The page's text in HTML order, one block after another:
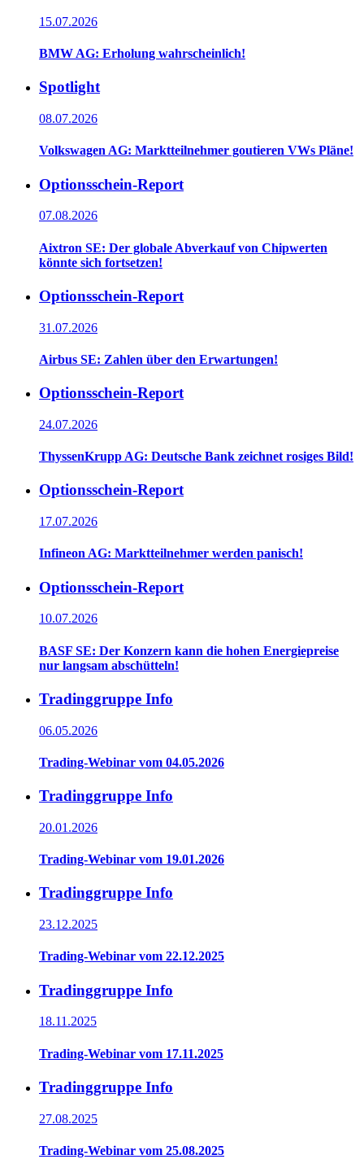
15.07.2026
BMW AG: Erholung wahrscheinlich!
Spotlight
08.07.2026
Volkswagen AG: Marktteilnehmer goutieren VWs Pläne!
Optionsschein-Report
07.08.2026
Aixtron SE: Der globale Abverkauf von Chipwerten
könnte sich fortsetzen!
Optionsschein-Report
31.07.2026
Airbus SE: Zahlen über den Erwartungen!
Optionsschein-Report
24.07.2026
ThyssenKrupp AG: Deutsche Bank zeichnet rosiges Bild!
Optionsschein-Report
17.07.2026
Infineon AG: Marktteilnehmer werden panisch!
Optionsschein-Report
10.07.2026
BASF SE: Der Konzern kann die hohen Energiepreise
nur langsam abschütteln!
Tradinggruppe Info
06.05.2026
Trading-Webinar vom 04.05.2026
Tradinggruppe Info
20.01.2026
Trading-Webinar vom 19.01.2026
Tradinggruppe Info
23.12.2025
Trading-Webinar vom 22.12.2025
Tradinggruppe Info
18.11.2025
Trading-Webinar vom 17.11.2025
Tradinggruppe Info
27.08.2025
Trading-Webinar vom 25.08.2025